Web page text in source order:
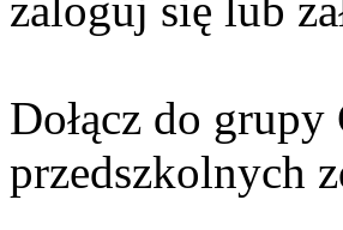
Dołącz do
przedszkolnych